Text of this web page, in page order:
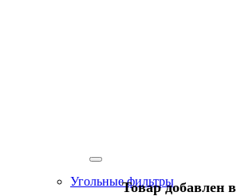
Угольные фильтрыТовар добавлен в